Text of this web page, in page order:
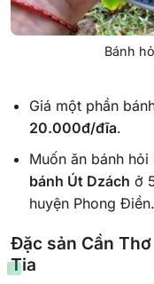
Bánh
Giá một phần
20.000đ/đĩa.
Muốn ăn bánh
bánh Út Dzách ở
huyện Phong Điền.
Đặc sản Cần
Tia